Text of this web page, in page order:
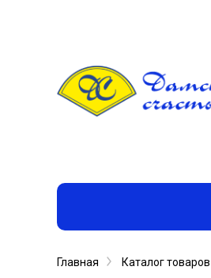
Главная Каталог товаров